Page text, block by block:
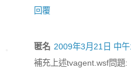
回覆
匿名 2009年3月21日 中
補充上述tvagent.wsf問題: